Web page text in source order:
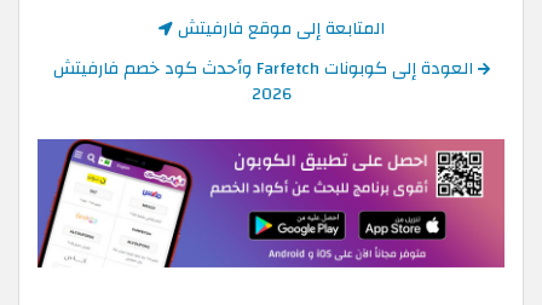
المتابعة إلى موقع فارفيتش
العودة إلى كوبونات Farfetch وأحدث كود خصم فارفيتش
2026